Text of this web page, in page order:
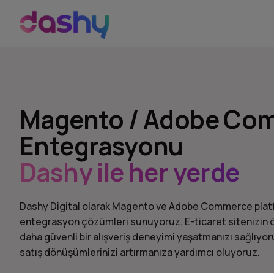
Magento / Adobe
Entegrasyonu
Dashy ile her yerde
Dashy Digital olarak Magento ve Adobe Commerce
entegrasyon çözümleri sunuyoruz. E-ticaret sitenizin
daha güvenli bir alışveriş deneyimi yaşatmanızı
satış dönüşümlerinizi artırmanıza yardımcı oluyoruz.